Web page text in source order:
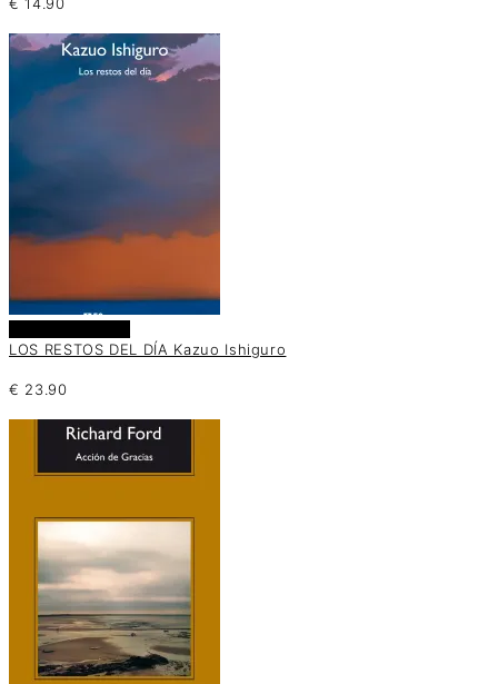
LOS RESTOS DEL DÍA Kazuo Ishiguro
€ 23.90